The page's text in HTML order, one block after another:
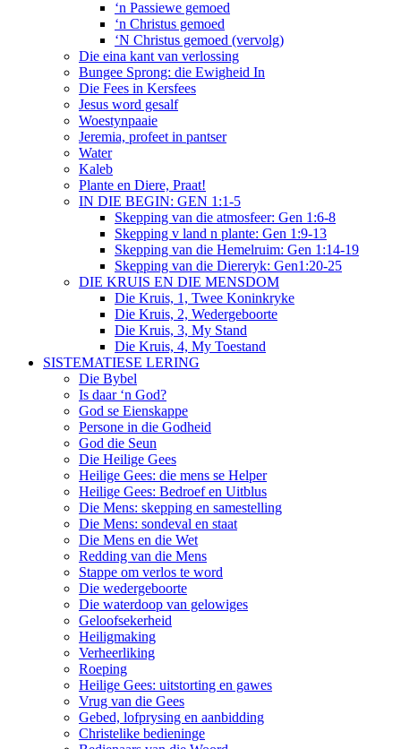
‘n Passiewe gemoed
‘n Christus gemoed
‘N Christus gemoed (vervolg)
Die eina kant van verlossing
Bungee Sprong: die Ewigheid In
Die Fees in Kersfees
Jesus word gesalf
Woestynpaaie
Jeremia, profeet in pantser
Water
Kaleb
Plante en Diere, Praat!
IN DIE BEGIN: GEN 1:1-5
Skepping van die atmosfeer: Gen 1:6-8
Skepping v land n plante: Gen 1:9-13
Skepping van die Hemelruim: Gen 1:14-19
Skepping van die Diereryk: Gen1:20-25
DIE KRUIS EN DIE MENSDOM
Die Kruis, 1, Twee Koninkryke
Die Kruis, 2, Wedergeboorte
Die Kruis, 3, My Stand
Die Kruis, 4, My Toestand
SISTEMATIESE LERING
Die Bybel
Is daar ‘n God?
God se Eienskappe
Persone in die Godheid
God die Seun
Die Heilige Gees
Heilige Gees: die mens se Helper
Heilige Gees: Bedroef en Uitblus
Die Mens: skepping en samestelling
Die Mens: sondeval en staat
Die Mens en die Wet
Redding van die Mens
Stappe om verlos te word
Die wedergeboorte
Die waterdoop van gelowiges
Geloofsekerheid
Heiligmaking
Verheerliking
Roeping
Heilige Gees: uitstorting en gawes
Vrug van die Gees
Gebed, lofprysing en aanbidding
Christelike bedieninge